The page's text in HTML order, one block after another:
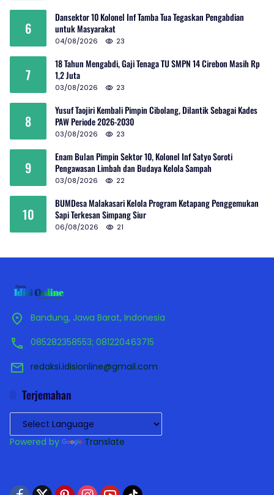
6
Dansektor 10 Kolonel Inf Tamba Tua Tegaskan Pengabdian
untuk Masyarakat
04/08/2026 23
7
18 Tahun Mengabdi, Gaji Tenaga TU SMPN 14 Cirebon Masih Rp
1,2 Juta
03/08/2026 23
8
Yusuf Taojiri Kembali Pimpin Cibolang, Dilantik Sebagai Kades
PAW Periode 2026-2030
03/08/2026 23
9
Enam Bulan Pimpin Sektor 10, Kolonel Inf Satyo Soroti
Pengawasan Limbah dan Budaya Kelola Sampah
03/08/2026 22
10
BUMDesa Malakasari Kelola Program Ketapang Penggemukan
Sapi Terkesan Simpang Siur
06/08/2026 21
Bandung, Jawa Barat, Indonesia
085282358553; 081220463715
redaksi.idisionline@gmail.com
Terjemahan
Powered by Translate